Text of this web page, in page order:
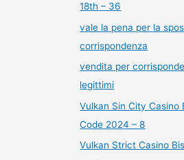
18th – 36
vale la pena per la
corrispondenza
vendita per
legittimi
Vulkan Sin City Casino
Code 2024 – 8
Vulkan Strict Casino